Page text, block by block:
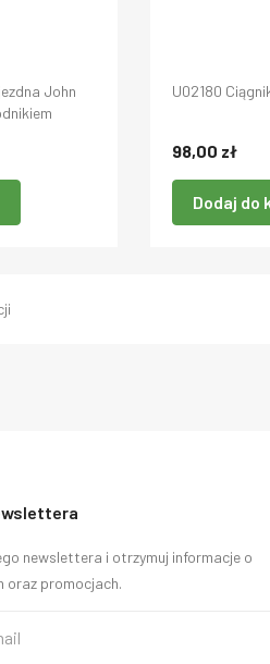
John
U02180
98,00 zł
Dodaj do
newslettera i otrzymuj informacje o
oraz promocjach.